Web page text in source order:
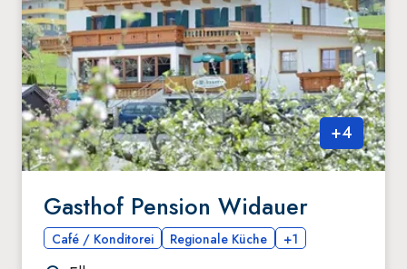
+4
Gasthof Pension Widauer
Café / Konditorei Regionale Küche +1